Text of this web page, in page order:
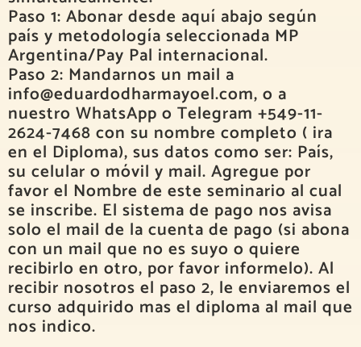
Paso 1: Abonar desde aquí abajo según
país y metodología seleccionada MP
Argentina/Pay Pal internacional.
Paso 2: Mandarnos un mail a
info@eduardodharmayoel.com, o a
nuestro WhatsApp o Telegram +549-11-
2624-7468 con su nombre completo ( ira
en el Diploma), sus datos como ser: País,
su celular o móvil y mail. Agregue por
favor el Nombre de este seminario al cual
se inscribe. El sistema de pago nos avisa
solo el mail de la cuenta de pago (si abona
con un mail que no es suyo o quiere
recibirlo en otro, por favor informelo). Al
recibir nosotros el paso 2, le enviaremos el
curso adquirido mas el diploma al mail que
nos indico.